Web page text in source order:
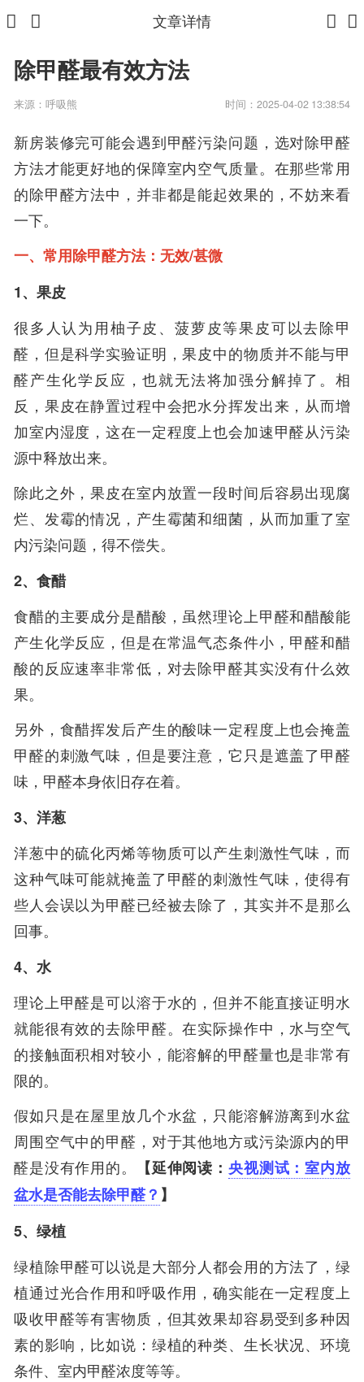
文章详情
除甲醛最有效方法
来源：呼吸熊 时间：2025-04-02 13:38:54
新房装修完可能会遇到甲醛污染问题，选对除甲醛
方法才能更好地的保障室内空气质量。在那些常用
的除甲醛方法中，并非都是能起效果的，不妨来看
一下。
一、常用除甲醛方法：无效/甚微
1、果皮
很多人认为用柚子皮、菠萝皮等果皮可以去除甲
醛，但是科学实验证明，果皮中的物质并不能与甲
醛产生化学反应，也就无法将加强分解掉了。相
反，果皮在静置过程中会把水分挥发出来，从而增
加室内湿度，这在一定程度上也会加速甲醛从污染
源中释放出来。
除此之外，果皮在室内放置一段时间后容易出现腐
烂、发霉的情况，产生霉菌和细菌，从而加重了室
内污染问题，得不偿失。
2、食醋
食醋的主要成分是醋酸，虽然理论上甲醛和醋酸能
产生化学反应，但是在常温气态条件小，甲醛和醋
酸的反应速率非常低，对去除甲醛其实没有什么效
果。
另外，食醋挥发后产生的酸味一定程度上也会掩盖
甲醛的刺激气味，但是要注意，它只是遮盖了甲醛
味，甲醛本身依旧存在着。
3、洋葱
洋葱中的硫化丙烯等物质可以产生刺激性气味，而
这种气味可能就掩盖了甲醛的刺激性气味，使得有
些人会误以为甲醛已经被去除了，其实并不是那么
回事。
4、水
理论上甲醛是可以溶于水的，但并不能直接证明水
就能很有效的去除甲醛。在实际操作中，水与空气
的接触面积相对较小，能溶解的甲醛量也是非常有
限的。
假如只是在屋里放几个水盆，只能溶解游离到水盆
周围空气中的甲醛，对于其他地方或污染源内的甲
醛是没有作用的。
【延伸阅读： 央视测试：室内放
盆水是否能去除甲醛？ 】
5、绿植
绿植除甲醛可以说是大部分人都会用的方法了，绿
植通过光合作用和呼吸作用，确实能在一定程度上
吸收甲醛等有害物质，但其效果却容易受到多种因
素的影响，比如说：绿植的种类、生长状况、环境
条件、室内甲醛浓度等等。